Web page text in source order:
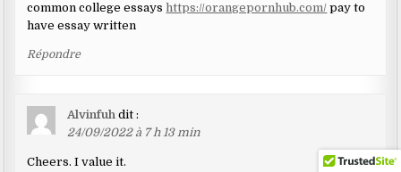
common college essayshttps://orangepornhub.com/ pay to
have essay written
Répondre
Alvinfuh dit :
24/09/2022 à 7 h 13 min
Cheers. I value it.